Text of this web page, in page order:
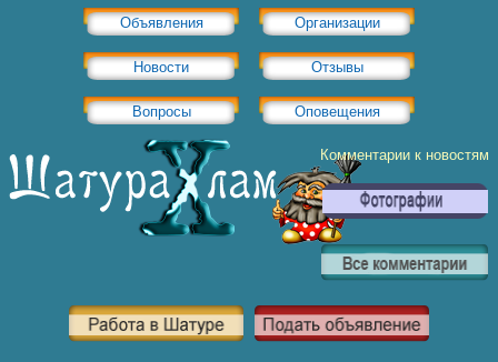
Объявления Организации
Новости Отзывы
Вопросы Оповещения
Комментарии к новостям